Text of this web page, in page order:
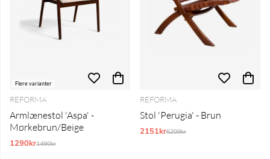
Flere varianter
REFORMA
Armlænestol 'Aspa' -
Mørkebrun/Beige
1290krNormalpris:
1490kr
REFORMA
Stol 'Perugia' - Brun
2151krNormalpris:
6209kr